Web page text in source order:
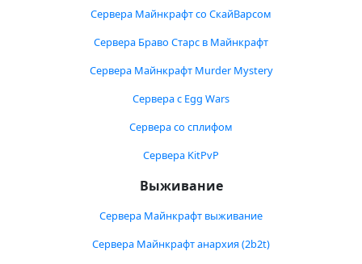
Сервера Майнкрафт со СкайВарсом
Сервера Браво Старс в Майнкрафт
Сервера Майнкрафт Murder Mystery
Сервера с Egg Wars
Сервера со сплифом
Сервера KitPvP
Выживание
Сервера Майнкрафт выживание
Сервера Майнкрафт анархия (2b2t)